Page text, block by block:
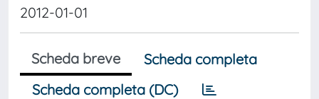
2012-01-01
Scheda breve
Scheda completa
Scheda completa (DC)